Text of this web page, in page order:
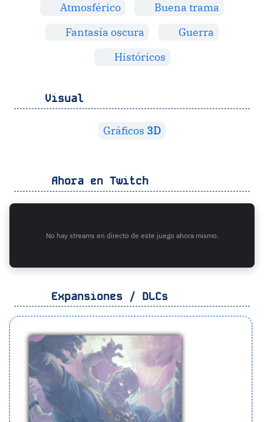
Atmosférico
Buena trama
Fantasía oscura
Guerra
Históricos
Visual
Gráficos 3D
Ahora en Twitch
No hay streams en directo de este juego ahora mismo.
Expansiones / DLCs